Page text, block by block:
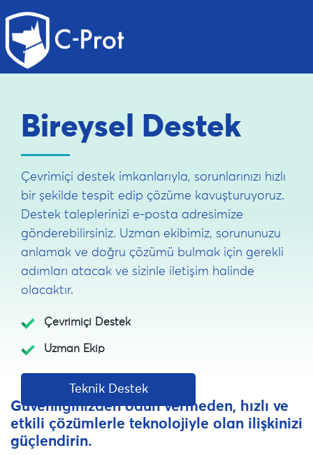
Bireysel Destek
Çevrimiçi destek imkanlarıyla, sorunlarınızı hızlı
bir şekilde tespit edip çözüme kavuşturuyoruz.
Destek taleplerinizi e-posta adresimize
gönderebilirsiniz. Uzman ekibimiz, sorununuzu
anlamak ve doğru çözümü bulmak için gerekli
adımları atacak ve sizinle iletişim halinde
olacaktır.
Çevrimiçi Destek
Uzman Ekip
Teknik Destek
Güvenliğinizden ödün vermeden, hızlı ve
etkili çözümlerle teknolojiyle olan ilişkinizi
güçlendirin.